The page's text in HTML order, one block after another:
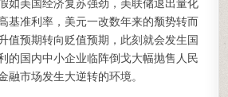
如美国经济复苏强劲，美联储退出量化
基准利率，美元一改数年来的颓势转而
值预期转向贬值预期，此刻就会发生国
的国内中小企业临阵倒戈大幅抛售人民
融市场发生大逆转的环境。